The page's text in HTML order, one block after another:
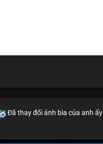
Đã thay đổi ảnh bìa của anh ấy